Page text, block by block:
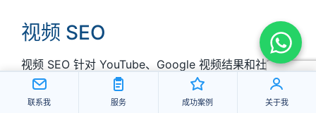
视频 SEO
视频 SEO 针对 YouTube、Google 视频结果和社交平
台搜索，包括视频标题、描述、字幕、缩略图、章节、
结构化数据和观看互动。
联系我 服务 成功案例 关于我